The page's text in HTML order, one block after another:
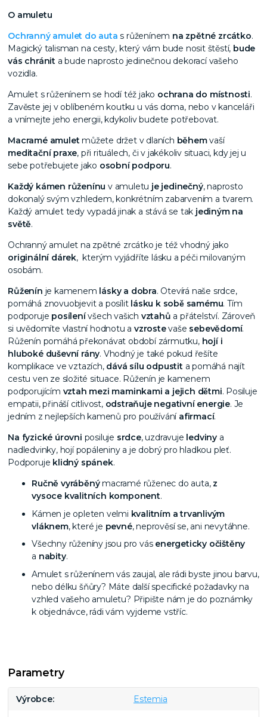
O amuletu
Ochranný amulet do auta s růženínem na zpětné zrcátko.
Magický talisman na cesty, který vám bude nosit štěstí, bude
vás chránita bude naprosto jedinečnou dekorací vašeho
vozidla.
Amulet s růženínem se hodí též jako ochrana do místnosti.
Zavěste jej v oblíbeném koutku u vás doma, nebo v kanceláři
a vnímejte jeho energii, kdykoliv budete potřebovat.
Macramé amulet můžete držet v dlaních běhemvaší
meditační praxe, při rituálech, či v jakékoliv situaci, kdy jej u
sebe potřebujete jako osobní podporu.
Každý kámen růženínu v amuletu je jedinečný, naprosto
dokonalý svým vzhledem, konkrétním zabarvením a tvarem.
Každý amulet tedy vypadá jinak a stává se tak jediným na
světě.
Ochranný amulet na zpětné zrcátko je též vhodný jako
originální dárek, kterým vyjádříte lásku a péči milovaným
osobám.
Růženín je kamenem lásky a dobra. Otevírá naše srdce,
pomáhá znovuobjevit a posílit lásku k sobě samému. Tím
podporuje posílenívšech vašich vztahů a přátelství. Zároveň
si uvědomíte vlastní hodnotu a vzrostevaše sebevědomí.
Růženín pomáhá překonávat období zármutku, hojí i
hluboké duševní rány. Vhodný je také pokud řešíte
komplikace ve vztazích, dává sílu odpustita pomáhá najít
cestu ven ze složité situace. Růženín je kamenem
podporujícím vztah mezi maminkami a jejich dětmi. Posiluje
empatii, přináší citlivost, odstraňuje negativní energie. Je
jedním z nejlepších kamenů pro používání afirmací.
Na fyzické úrovni posiluje srdce, uzdravuje ledvinya
nadledvinky, hojí popáleniny a je dobrý pro hladkou pleť.
Podporuje klidný spánek.
Ručně vyráběnýmacramé růženec do auta, z
vysoce kvalitních komponent.
Kámen je opleten velmi kvalitním a trvanlivým
vláknem, které je pevné, neprověsí se, ani nevytáhne.
Všechny růženíny jsou pro vás energeticky očištěny
a nabity.
Amulet s růženínem vás zaujal, ale rádi byste jinou barvu,
nebo délku šňůry? Máte další specifické požadavky na
vzhled vašeho amuletu? Připište nám je do poznámky
k objednávce, rádi vám vyjdeme vstříc.
Parametry
Výrobce Estemia